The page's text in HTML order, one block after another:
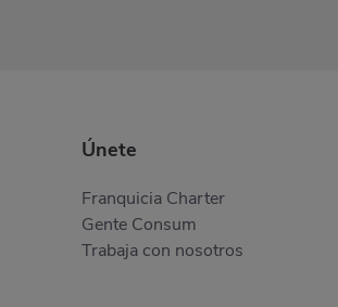
Únete
Franquicia Charter
Gente Consum
Trabaja con nosotros